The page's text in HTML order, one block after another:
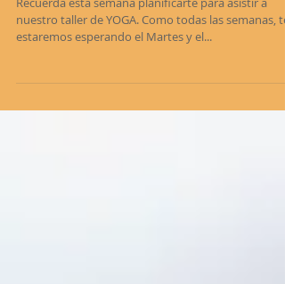
YOGA para todos!!
Recuerda esta semana planificarte para asistir a
estaremos esperando el Martes y el...